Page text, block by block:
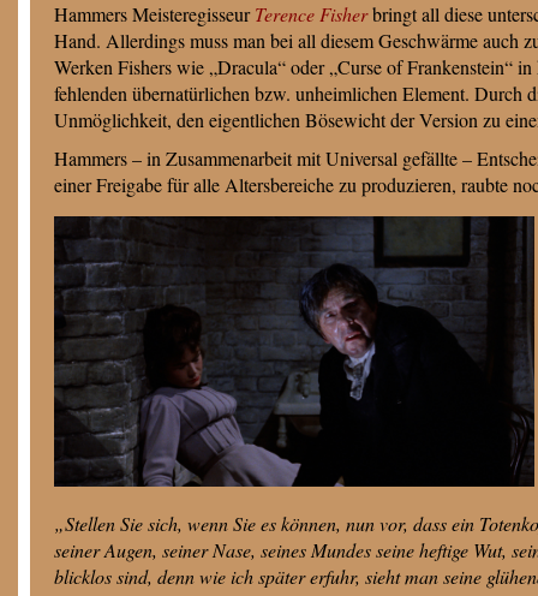
Hammers MeisteregisseurTerence Fisherbringt all diese
Hand. Allerdings muss man bei all diesem Geschwärme auch
Werken Fishers wie „Dracula“ oder „Curse of Frankenstein“
fehlenden übernatürlichen bzw. unheimlichen Element. Durch
Unmöglichkeit, den eigentlichen Bösewicht der Version zu
Hammers – in Zusammenarbeit mit Universal gefällte –
einer Freigabe für alle Altersbereiche zu produzieren, raubte
„Stellen Sie sich, wenn Sie es können, nun vor, dass ein
seiner Augen, seiner Nase, seines Mundes seine heftige Wut,
blicklos sind, denn wie ich später erfuhr, sieht man seine